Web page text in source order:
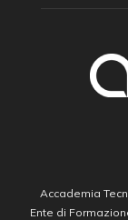
Accademia
Ente di